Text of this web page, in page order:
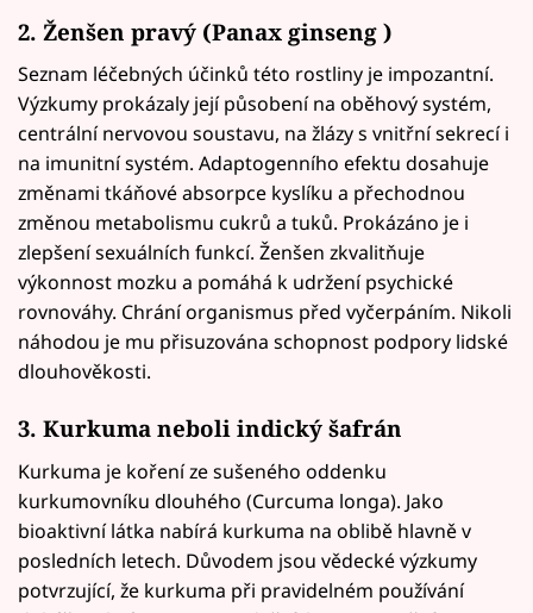
2. Ženšen pravý (Panax ginseng )
Seznam léčebných účinků této rostliny je impozantní.
Výzkumy prokázaly její působení na oběhový systém,
centrální nervovou soustavu, na žlázy s vnitřní sekrecí i
na imunitní systém. Adaptogenního efektu dosahuje
změnami tkáňové absorpce kyslíku a přechodnou
změnou metabolismu cukrů a tuků. Prokázáno je i
zlepšení sexuálních funkcí. Ženšen zkvalitňuje
výkonnost mozku a pomáhá k udržení psychické
rovnováhy. Chrání organismus před vyčerpáním. Nikoli
náhodou je mu přisuzována schopnost podpory lidské
dlouhověkosti.
3. Kurkuma neboli indický šafrán
Kurkuma je koření ze sušeného oddenku
kurkumovníku dlouhého (Curcuma longa). Jako
bioaktivní látka nabírá kurkuma na oblibě hlavně v
posledních letech. Důvodem jsou vědecké výzkumy
potvrzující, že kurkuma při pravidelném používání